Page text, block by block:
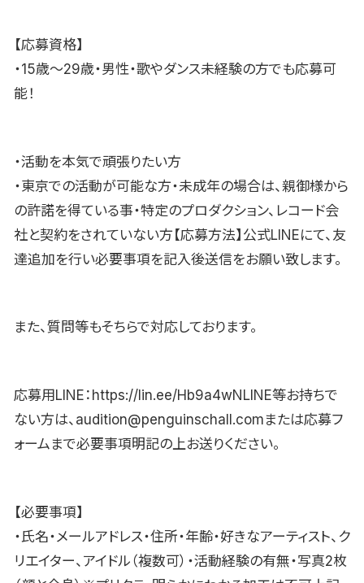
【応募資格】
・15歳〜29歳・男性・歌やダンス未経験の方でも応募可
能！
・活動を本気で頑張りたい方
・東京での活動が可能な方・未成年の場合は、親御様から
の許諾を得ている事・特定のプロダクション、レコード会
社と契約をされていない方【応募方法】公式LINEにて、友
達追加を行い必要事項を記入後送信をお願い致します。
また、質問等もそちらで対応しております。
応募用LINE：https://lin.ee/Hb9a4wNLINE等お持ちで
ない方は、audition@penguinschall.comまたは応募フ
ォームまで必要事項明記の上お送りください。
【必要事項】
・氏名・メールアドレス・住所・年齢・好きなアーティスト、ク
リエイター、アイドル（複数可）・活動経験の有無・写真2枚